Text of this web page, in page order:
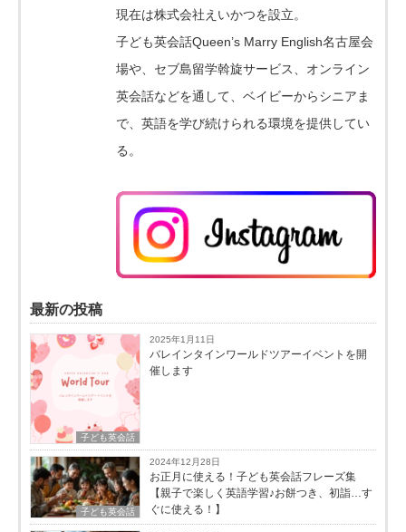
現在は株式会社えいかつを設立。
子ども英会話Queen’s Marry English名古屋会
場や、セブ島留学斡旋サービス、オンライン
英会話などを通して、ベイビーからシニアま
で、英語を学び続けられる環境を提供してい
る。
最新の投稿
子ども英会話
2025年1月11日
バレインタインワールドツアーイベントを開
催します
子ども英会話
2024年12月28日
お正月に使える！子ども英会話フレーズ集
【親子で楽しく英語学習♪お餅つき、初詣…す
ぐに使える！】